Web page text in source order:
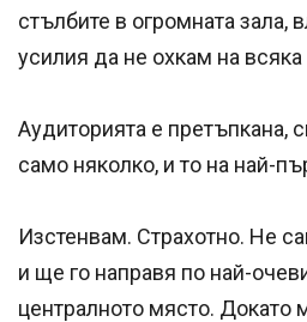
стълбите в огромната зала,
усилия да не охкам на всяка
Аудиторията е претъпкана,
само няколко, и то на най-
Изстенвам. Страхотно. Не
и ще го направя по най-
централното място. Докато